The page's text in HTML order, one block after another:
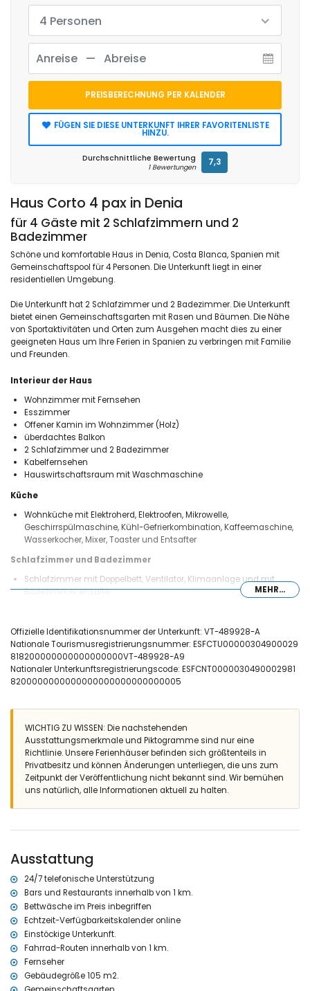
Haus Corto 4 pax in Denia
für 4 Gäste mit 2 Schlafzimmern und 2
Badezimmer
Schöne und komfortable Haus in Denia, Costa Blanca, Spanien mit
Gemeinschaftspool für 4 Personen. Die Unterkunft liegt in einer
residentiellen Umgebung.
Die Unterkunft hat 2 Schlafzimmer und 2 Badezimmer. Die Unterkunft
bietet einen Gemeinschaftsgarten mit Rasen und Bäumen. Die Nähe
von Sportaktivitäten und Orten zum Ausgehen macht dies zu einer
geeigneten Haus um Ihre Ferien in Spanien zu verbringen mit Familie
und Freunden.
Interieur der Haus
Wohnzimmer mit Fernsehen
Esszimmer
Offener Kamin im Wohnzimmer (Holz)
überdachtes Balkon
2 Schlafzimmer und 2 Badezimmer
Kabelfernsehen
Hauswirtschaftsraum mit Waschmaschine
Küche
Wohnküche mit Elektroherd, Elektroofen, Mikrowelle,
Geschirrspülmaschine, Kühl-Gefrierkombination, Kaffeemaschine,
Wasserkocher, Mixer, Toaster und Entsafter
Schlafzimmer und Badezimmer
Schlafzimmer mit Doppelbett, Ventilator, Klimaanlage und mit
Badezimmer ensuite
ensuite Badezimmer mit Einzelwaschbecken, Dusche und Toilette
Badezimmer mit Einzelwaschbecken, Dusche und Toilette
Aussen
eingezäuntes Grundstück
Kinderbecken
Barbecue
Aussendusche
Freisitz und Essplatz im Freien
privater Parkplatz
Mehr Information
nächster Ort La Xara (innerhalb von 2 Kilometern der Haus)
Kilometern der Haus)
der Haus)
nächster Hafen Puerto de Denia (innerhalb von 10 Kilometern der
Haus)
nächster Park Montgo (innerhalb von 2 Kilometern der Haus)
nächster Flughafen Alicante (innerhalb von 100 Kilometern der
Haus)
zweitnächster Flughafen Valencia ( > 100 Kilometern der Haus)
Rauchen nicht erlaubt
Haustiere sind nicht erlaubt
Die Unterkunft ist sehr geeignet für Familien mit Kindern
MEHR...
Offizielle Identifikationsnummer der Unterkunft: VT-489928-A
Nationale Tourismusregistrierungsnummer: ESFCTU00000304900029
818200000000000000000VT-489928-A9
Nationaler Unterkunftsregistrierungscode: ESFCNT0000030490002981
8200000000000000000000000000005
WICHTIG ZU WISSEN: Die nachstehenden
Ausstattungsmerkmale und Piktogramme sind nur eine
Richtlinie. Unsere Ferienhäuser befinden sich größtenteils in
Privatbesitz und können Änderungen unterliegen, die uns zum
Zeitpunkt der Veröffentlichung nicht bekannt sind. Wir bemühen
uns natürlich, alle Informationen aktuell zu halten.
Ausstattung
24/7 telefonische Unterstützung
Bars und Restaurants innerhalb von 1 km.
Bettwäsche im Preis inbegriffen
Echtzeit-Verfügbarkeitskalender online
Einstöckige Unterkunft.
Fahrrad-Routen innerhalb von 1 km.
Fernseher
Gebäudegröße 105 m2.
4 Personen
PREISBERECHNUNG PER KALENDER
FÜGEN SIE DIESE UNTERKUNFT IHRER FAVORITENLISTE
HINZU.
Durchschnittliche Bewertung
1 Bewertungen 7,3